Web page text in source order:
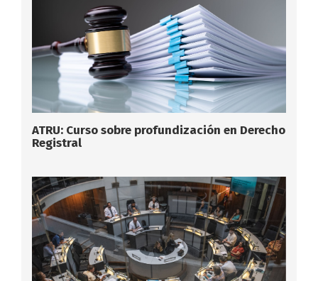
ATRU: Curso sobre profundización en Derecho
Registral